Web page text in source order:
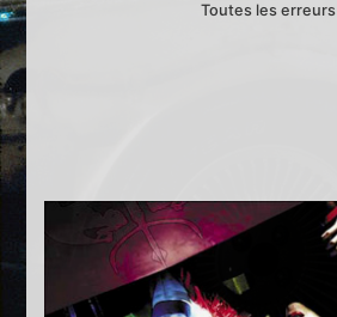
Toutes les erreurs